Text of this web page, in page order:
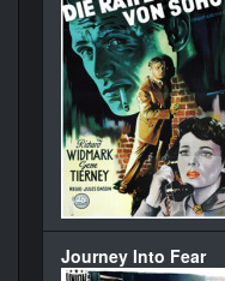
Journey Into Fear